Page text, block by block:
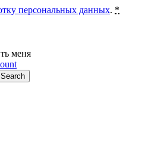
персональных данных. *
меня
Search